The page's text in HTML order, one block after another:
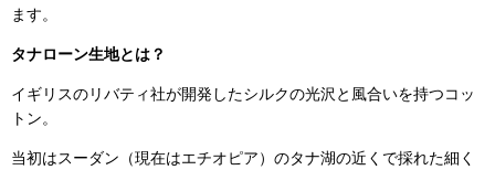
ます。
タナローン生地とは？
イギリスのリバティ社が開発したシルクの光沢と風合いを持つコッ
トン。
当初はスーダン（現在はエチオピア）のタナ湖の近くで採れた細く